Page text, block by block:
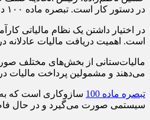
در دستور کار است. تبصره ماده ۱۰۰ دریافت مالیات را از حالت ممیزمحور خارج کرده است.
در اختیار داشتن یک نظام مالیاتی
است. اهمیت دریافت مالیات
مالیات‌ستانی از بخش‌های مختلف
می‌دهند و مشمولین پرداخت مالیات
تبصره ماده 100
سازوکاری است که
سیستمی صورت می‌گیرد و در حال